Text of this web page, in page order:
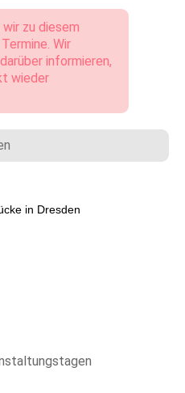
zu diesem
Wir
informieren,
wieder
in Dresden